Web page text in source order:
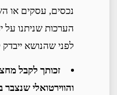
נכסים, עסקים או
הערכות שניתנו על
לפני שהנושא ייבדק
זכותך לקבל
והווירטואלי שנצבר